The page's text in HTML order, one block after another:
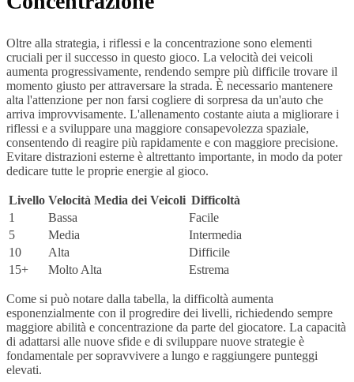
Oltre alla strategia, i riflessi e la concentrazione sono elementi
cruciali per il successo in questo gioco. La velocità dei veicoli
aumenta progressivamente, rendendo sempre più difficile trovare il
momento giusto per attraversare la strada. È necessario mantenere
alta l'attenzione per non farsi cogliere di sorpresa da un'auto che
arriva improvvisamente. L'allenamento costante aiuta a migliorare i
riflessi e a sviluppare una maggiore consapevolezza spaziale,
consentendo di reagire più rapidamente e con maggiore precisione.
Evitare distrazioni esterne è altrettanto importante, in modo da poter
dedicare tutte le proprie energie al gioco.
Livello Velocità Media dei Veicoli Difficoltà
1
Bassa
Facile
5
Media
Intermedia
10
Alta
Difficile
15+
Molto Alta Estrema
Come si può notare dalla tabella, la difficoltà aumenta
esponenzialmente con il progredire dei livelli, richiedendo sempre
maggiore abilità e concentrazione da parte del giocatore. La capacità
di adattarsi alle nuove sfide e di sviluppare nuove strategie è
fondamentale per sopravvivere a lungo e raggiungere punteggi
elevati.